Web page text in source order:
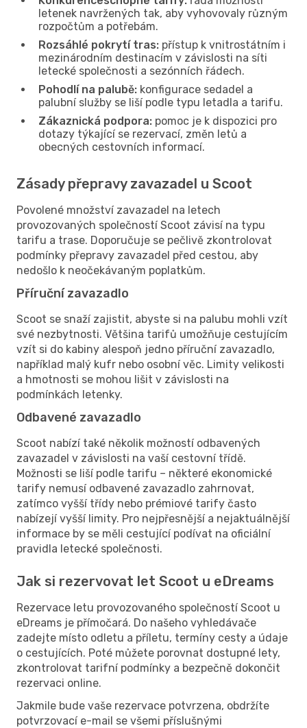
letenek navržených tak, aby vyhovovaly různým
rozpočtům a potřebám.
Rozsáhlé pokrytí tras: přístup k vnitrostátním i
mezinárodním destinacím v závislosti na síti
letecké společnosti a sezónních řádech.
Pohodlí na palubě: konfigurace sedadel a
palubní služby se liší podle typu letadla a tarifu.
Zákaznická podpora: pomoc je k dispozici pro
dotazy týkající se rezervací, změn letů a
obecných cestovních informací.
Zásady přepravy zavazadel u Scoot
Povolené množství zavazadel na letech
provozovaných společností Scoot závisí na typu
tarifu a trase. Doporučuje se pečlivě zkontrolovat
podmínky přepravy zavazadel před cestou, aby
nedošlo k neočekávaným poplatkům.
Příruční zavazadlo
Scoot se snaží zajistit, abyste si na palubu mohli vzít
své nezbytnosti. Většina tarifů umožňuje cestujícím
vzít si do kabiny alespoň jedno příruční zavazadlo,
například malý kufr nebo osobní věc. Limity velikosti
a hmotnosti se mohou lišit v závislosti na
podmínkách letenky.
Odbavené zavazadlo
Scoot nabízí také několik možností odbavených
zavazadel v závislosti na vaší cestovní třídě.
Možnosti se liší podle tarifu – některé ekonomické
tarify nemusí odbavené zavazadlo zahrnovat,
zatímco vyšší třídy nebo prémiové tarify často
nabízejí vyšší limity. Pro nejpřesnější a nejaktuálnější
informace by se měli cestující podívat na oficiální
pravidla letecké společnosti.
Jak si rezervovat let Scoot u eDreams
Rezervace letu provozovaného společností Scoot u
eDreams je přímočará. Do našeho vyhledávače
zadejte místo odletu a příletu, termíny cesty a údaje
o cestujících. Poté můžete porovnat dostupné lety,
zkontrolovat tarifní podmínky a bezpečně dokončit
rezervaci online.
Jakmile bude vaše rezervace potvrzena, obdržíte
potvrzovací e-mail se všemi příslušnými